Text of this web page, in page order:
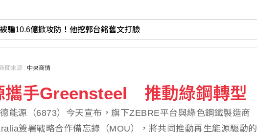
騙10.6億掀攻防！他挖郭台銘舊文打臉
展紫色高鐵車廂 新竹等站設領證櫃檯
校園槍擊案增至7死 3師3生遇害槍手也死亡
聞來源 : 中央商情
攜手Greensteel 推動綠鋼轉型
能源（6873）今天宣布，旗下ZEBRE平台與綠色鋼鐵製造商
簽署戰略合作備忘錄（MOU），將共同推動再生能源驅動的